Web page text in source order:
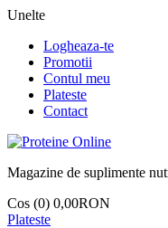
Unelte
Logheaza-te
Promotii
Contul meu
Plateste
Contact
Magazine de suplimente
Cos (0) 0,00RON
Plateste